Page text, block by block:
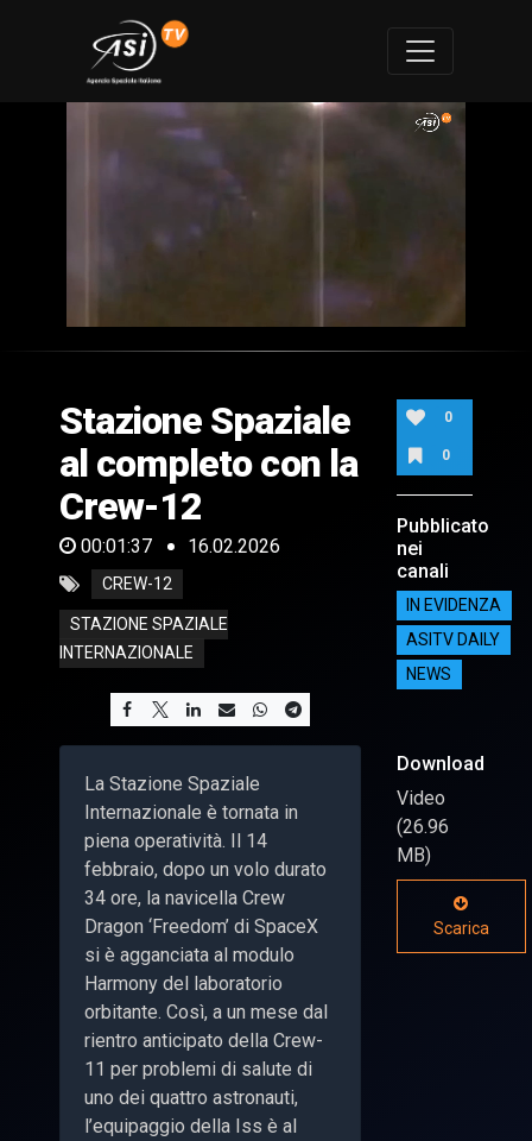
of
37
seconds
Stazione Spaziale
al completo con la
Crew-12
00:01:37 16.02.2026
CREW-12
STAZIONE SPAZIALE
INTERNAZIONALE
La Stazione Spaziale
Internazionale è tornata in
piena operatività. Il 14
febbraio, dopo un volo durato
34 ore, la navicella Crew
Dragon ‘Freedom’ di SpaceX
si è agganciata al modulo
Harmony del laboratorio
orbitante. Così, a un mese dal
rientro anticipato della Crew-
11 per problemi di salute di
uno dei quattro astronauti,
l’equipaggio della Iss è al
0
0
Pubblicato
nei
canali
IN EVIDENZA
ASITV DAILY
NEWS
Download
Video
(26.96
MB)
Scarica